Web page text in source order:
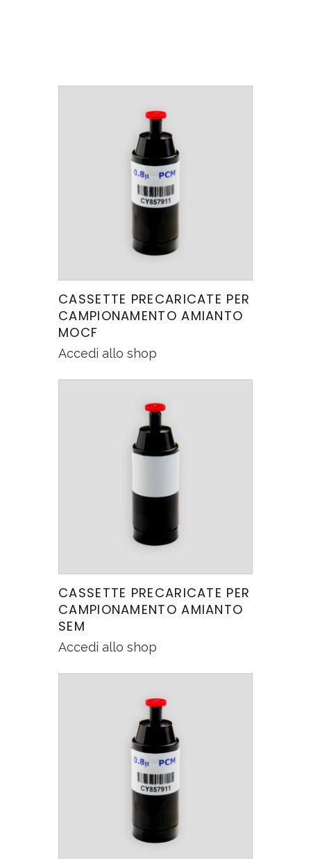
CASSETTE PRECARICATE PER
CAMPIONAMENTO AMIANTO
MOCF
Accedi allo shop
CASSETTE PRECARICATE PER
CAMPIONAMENTO AMIANTO
SEM
Accedi allo shop